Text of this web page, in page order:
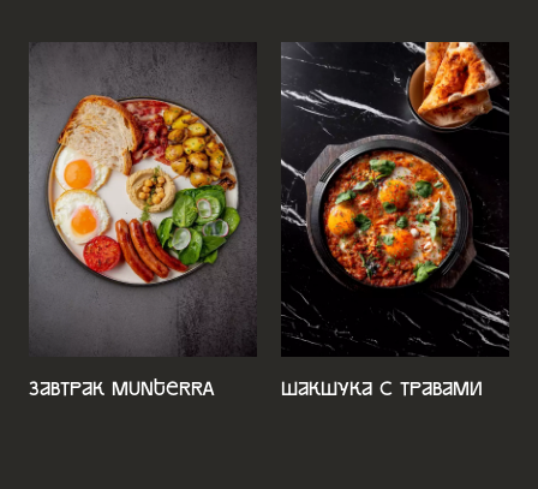
Завтрак Munterra Шакшука с травами